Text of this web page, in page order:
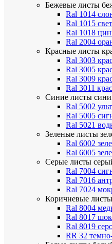
Бежевые листы
Ral 1014
Ral 1015
Ral 1018
Ral 2004
Красные листы
Ral 3003
Ral 3005
Ral 3009
Ral 3011
Синие листы
Ral 5002
Ral 5005
Ral 5021
Зеленые листы
Ral 6002
Ral 6005
Серые листы
Ral 7004
Ral 7016
Ral 7024
Коричневые листы
Ral 8004
Ral 8017
Ral 8019
RR 32